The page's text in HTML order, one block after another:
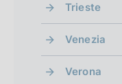
Trieste
Venezia
Verona